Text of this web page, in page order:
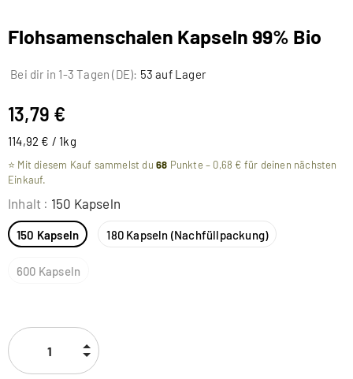
Flohsamenschalen Kapseln 99% Bio
Bei dir in 1-3 Tagen (DE): 53 auf Lager
13,79 €
114,92 € / 1kg
⭐ Mit diesem Kauf sammelst du 68 Punkte – 0,68 € für deinen nächsten
Einkauf.
Inhalt : 150 Kapseln
150 Kapseln 180 Kapseln (Nachfüllpackung)
600 Kapseln